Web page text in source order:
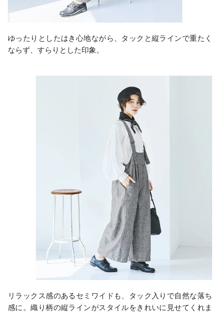
ゆったりとしたはき心地ながら、タックと縦ラインで重たく
ならず、すらりとした印象。
リラックス感のあるセミワイドも、タック入りで自然な落ち
感に。織り柄の縦ラインがスタイルをきれいに見せてくれま